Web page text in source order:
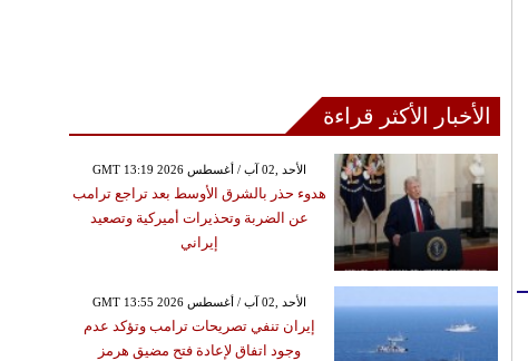
الأخبار الأكثر قراءة
GMT 13:19 2026 الأحد ,02 آب / أغسطس
هدوء حذر بالشرق الأوسط بعد تراجع ترامب
عن الضربة وتحذيرات أميركية وتصعيد
إيراني
GMT 13:55 2026 الأحد ,02 آب / أغسطس
إيران تنفي تصريحات ترامب وتؤكد عدم
وجود اتفاق لإعادة فتح مضيق هرمز